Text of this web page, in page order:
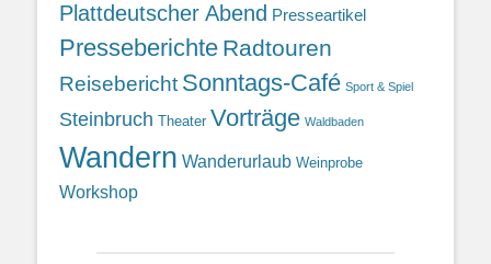
Plattdeutscher Abend Presseartikel
Presseberichte Radtouren
Reisebericht Sonntags-Café Sport & Spiel
Steinbruch Theater Vorträge Waldbaden
Wandern Wanderurlaub Weinprobe
Workshop